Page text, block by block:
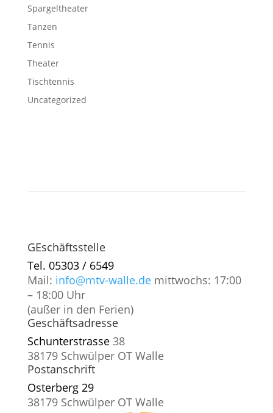
Spargeltheater
Tanzen
Tennis
Theater
Tischtennis
Uncategorized
GEschäftsstelle
Tel. 05303 / 6549
Mail: info@mtv-walle.de mittwochs: 17:00
– 18:00 Uhr
(außer in den Ferien)
Geschäftsadresse
Schunterstrasse38
38179 Schwülper OT Walle
Postanschrift
Osterberg 29
38179 Schwülper OT Walle